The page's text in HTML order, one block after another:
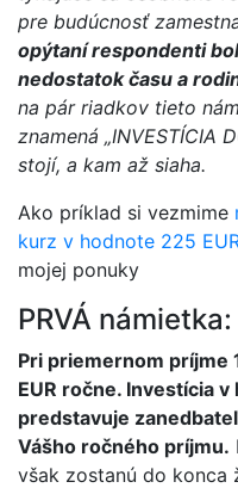
pre budúcnosť
opýtaní respondenti
nedostatok času a
na pár riadkov tieto
znamená „INVESTÍCIA
stojí, a kam až siaha.
Ako príklad si vezmime
kurz v hodnote 225
mojej ponuky
PRVÁ
Pri priemernom príjme
EUR ročne. Investícia
predstavuje
Vášho ročného príjmu.
však zostanú do konca